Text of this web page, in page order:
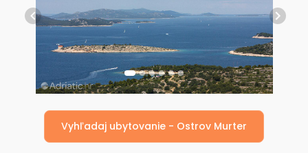
Previous Next
Vyhľadaj ubytovanie - Ostrov Murter